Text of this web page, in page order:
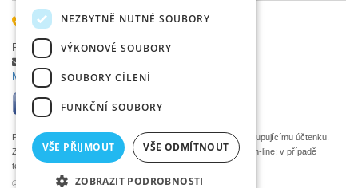
©2026 Velkoobchod textilní galanterie VTC a.s., Uničov
585 051 217
Plzeňská 868, 783 91 Uničov, Česká republika
Položit dotaz
Máte problémy s přihlášením ?
Podle zákona o evidenci tržeb je prodávající povinen vystavit kupujícímu účtenku.
Zároveň je povinen zaevidovat přijatou tržbu u správce daně on-line; v případě
technického výpadku pak nejpozději do 48 hodin.
NEZBYTNĚ NUTNÉ SOUBORY
VÝKONOVÉ SOUBORY
SOUBORY CÍLENÍ
FUNKČNÍ SOUBORY
VŠE PŘIJMOUT VŠE ODMÍTNOUT
ZOBRAZIT PODROBNOSTI